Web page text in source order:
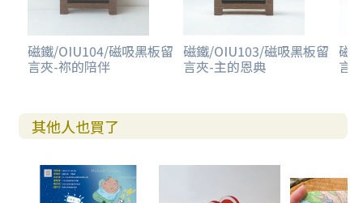
磁鐵/OIU104/磁吸黑板留
言夾-祢的陪伴
磁鐵/OIU103/磁吸黑板留
言夾-主的恩典
磁
言
其他人也買了